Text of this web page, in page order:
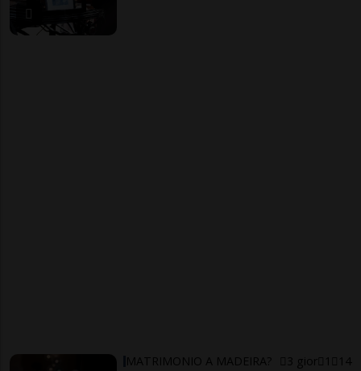
MATRIMONIO A MADEIRA? 3 gior 1 14